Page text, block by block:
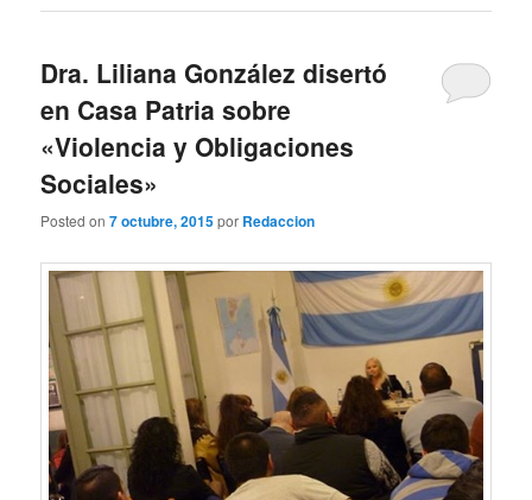
Dra. Liliana González disertó
en Casa Patria sobre
«Violencia y Obligaciones
Sociales»
Posted on7 octubre, 2015por Redaccion